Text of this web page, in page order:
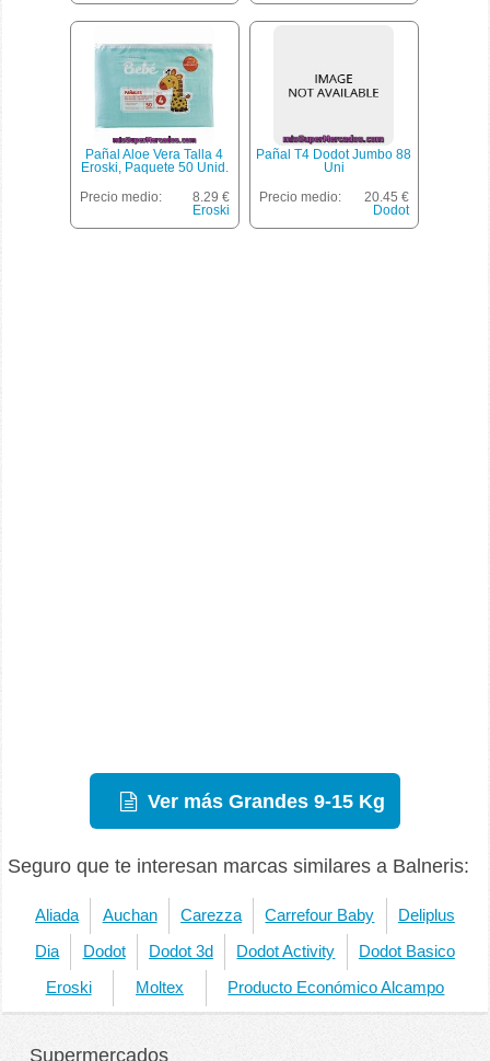
Pañal Aloe Vera Talla 4
Eroski, Paquete 50 Unid.
Precio medio:
8.29 €
Eroski
Pañal T4 Dodot Jumbo 88
Uni
Precio medio:
20.45 €
Dodot
Ver más Grandes 9-15 Kg
Seguro que te interesan marcas similares a Balneris:
Aliada Auchan Carezza Carrefour Baby Deliplus
Dia Dodot Dodot 3d Dodot Activity Dodot Basico
Eroski Moltex Producto Económico Alcampo
Supermercados